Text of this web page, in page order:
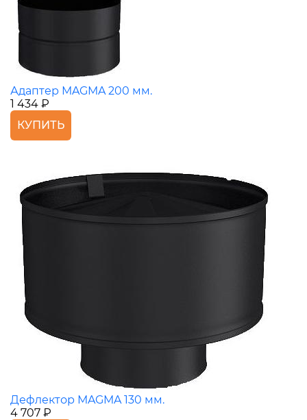
Адаптер MAGMA 200 мм.
1 434 ₽
КУПИТЬ
Дефлектор MAGMA 130 мм.
4 707 ₽